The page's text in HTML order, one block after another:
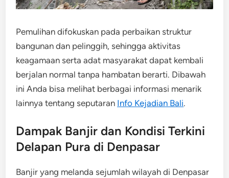
Pemulihan difokuskan pada perbaikan struktur
bangunan dan pelinggih, sehingga aktivitas
keagamaan serta adat masyarakat dapat kembali
berjalan normal tanpa hambatan berarti. Dibawah
ini Anda bisa melihat berbagai informasi menarik
lainnya tentang seputaran Info Kejadian Bali.
Dampak Banjir dan Kondisi Terkini
Delapan Pura di Denpasar
Banjir yang melanda sejumlah wilayah di Denpasar